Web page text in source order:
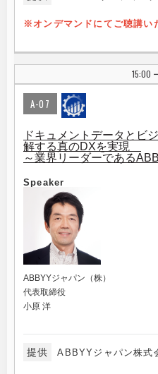
※オンデマンドにてご聴講い
15:00
A-07
ドキュメントデータとビ
解する真のDXを実現
～業界リーダーである
Speaker
ABBYYジャパン（株）
代表取締役
小原 洋
提供 ABBYYジャパン株式